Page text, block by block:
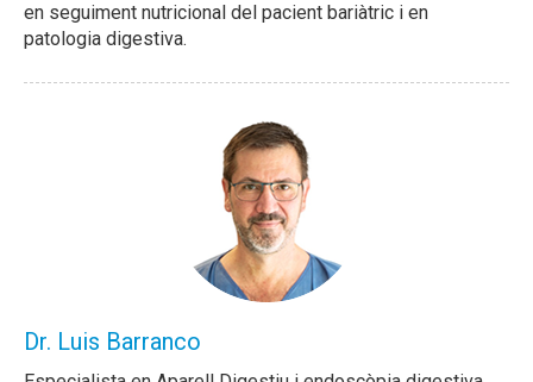
en seguiment nutricional del pacient bariàtric i en
patologia digestiva.
Dr. Luis Barranco